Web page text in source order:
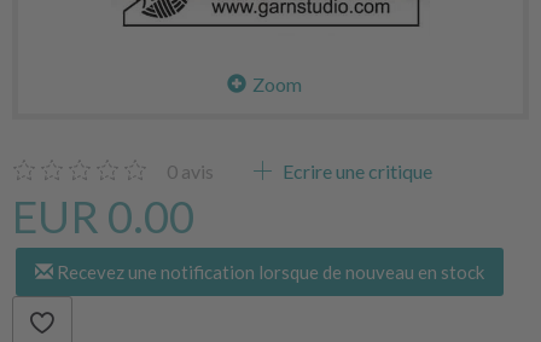
Zoom
0 avis Ecrire une critique
EUR 0.00
Recevez une notification lorsque de nouveau en stock